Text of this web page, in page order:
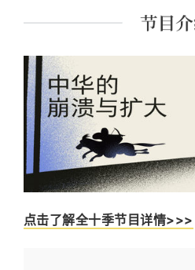
点击了解全十季节目详情>>>